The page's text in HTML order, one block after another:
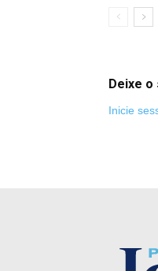
Deixe
Inicie